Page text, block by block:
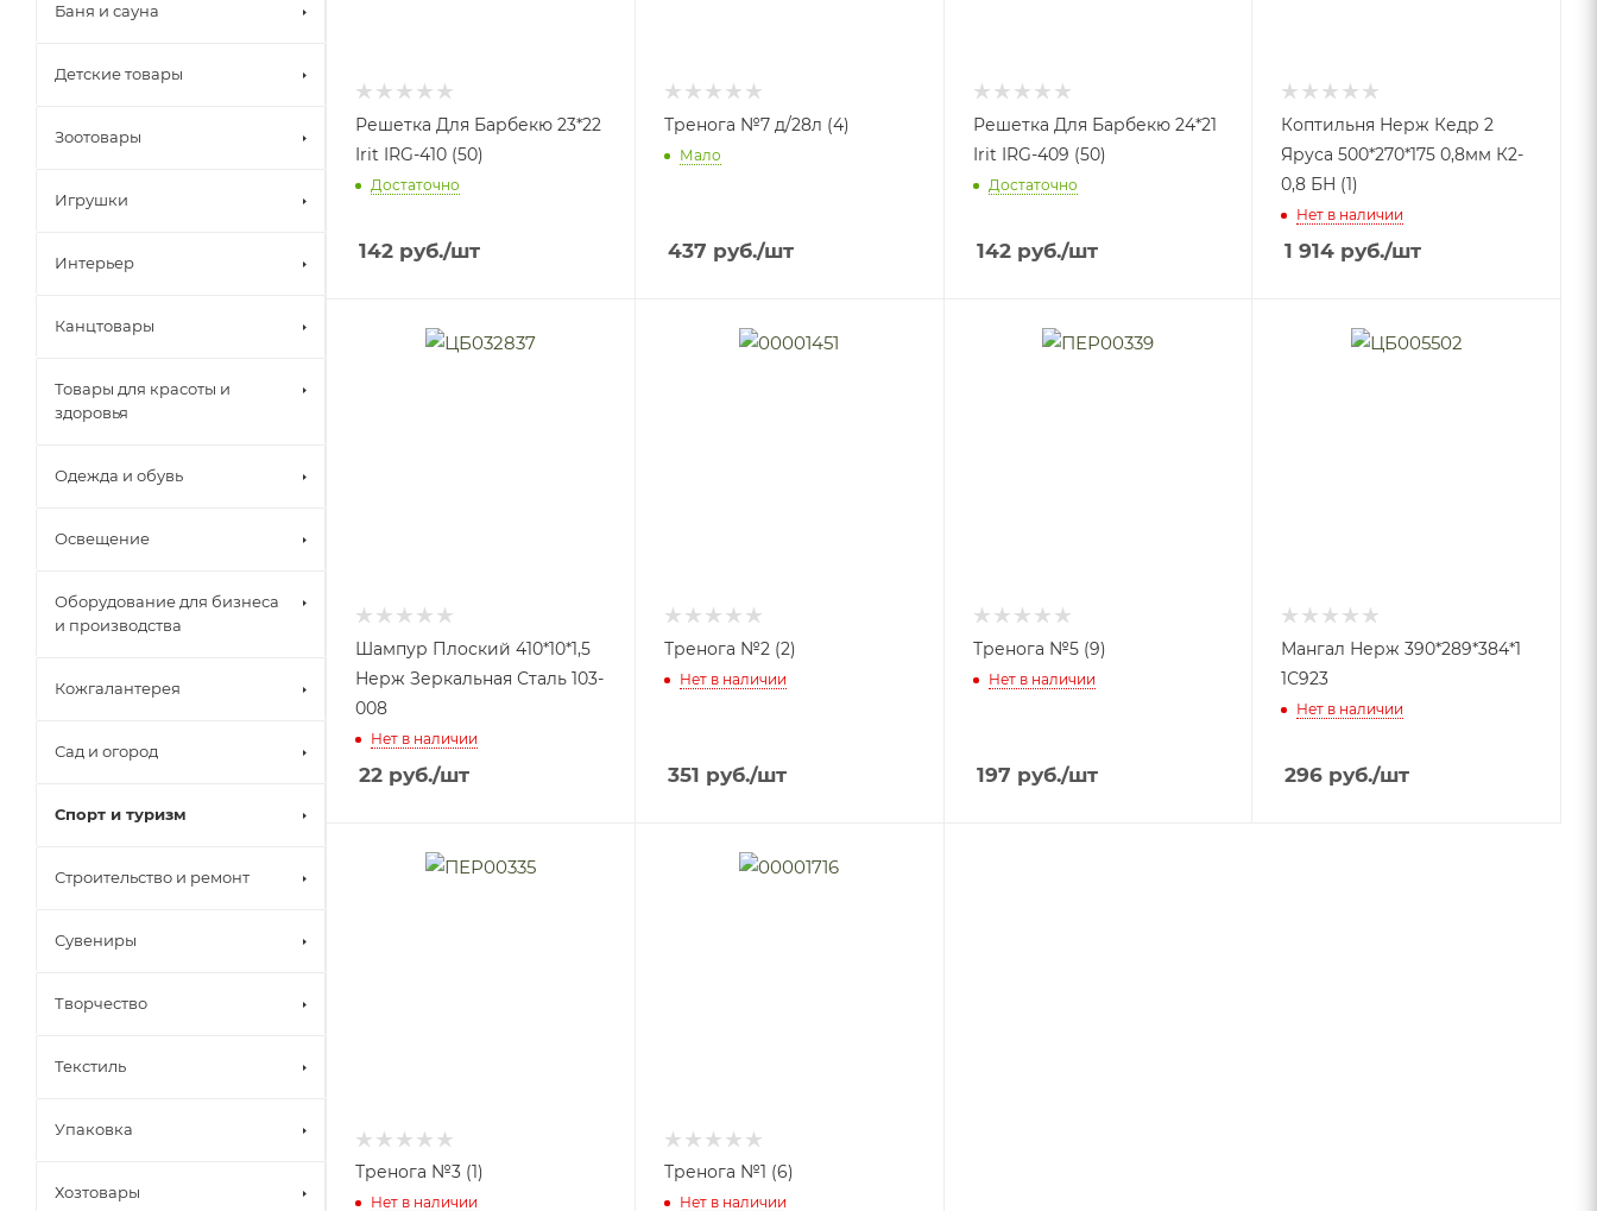
Решетка Для Барбекю 23*22
Irit IRG-410 (50)
Достаточно
142 руб./шт
Тренога №7 д/28л (4)
Мало
437 руб./шт
Решетка Для Барбекю 24*21
Irit IRG-409 (50)
Достаточно
142руб./шт
Коптильня Нерж Кедр 2
Яруса 500*270*175 0,8мм К2-
0,8 БН (1)
Нет в наличии
1 914 руб./шт
Шампур Плоский 410*10*1,5
Нерж Зеркальная Сталь 103-
008
Нет в наличии
22 руб./шт
Тренога №2 (2)
Нет в наличии
351 руб./шт
Тренога №5 (9)
Нет в наличии
197 руб./шт
Мангал Нерж 390*289*384*1
1С923
Нет в наличии
296 руб./шт
Тренога №3 (1)
Нет в наличии
Тренога №1 (6)
Нет в наличии
Баня и сауна
Детские товары
Зоотовары
Игрушки
Интерьер
Канцтовары
Товары для красоты и
здоровья
Одежда и обувь
Освещение
Оборудование для бизнеса
и производства
Кожгалантерея
Сад и огород
Спорт и туризм
Строительство и ремонт
Сувениры
Творчество
Текстиль
Упаковка
Хозтовары